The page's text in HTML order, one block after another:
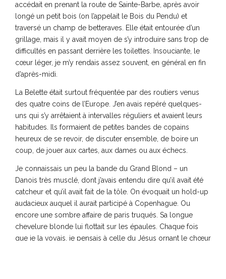
accédait en prenant la route de Sainte-Barbe, après avoir
longé un petit bois (on l’appelait le Bois du Pendu) et
traversé un champ de betteraves. Elle était entourée d’un
grillage, mais il y avait moyen de s’y introduire sans trop de
difficultés en passant derrière les toilettes. Insouciante, le
cœur léger, je m’y rendais assez souvent, en général en fin
d’après-midi.
La Belette était surtout fréquentée par des routiers venus
des quatre coins de l’Europe. J’en avais repéré quelques-
uns qui s’y arrêtaient à intervalles réguliers et avaient leurs
habitudes. Ils formaient de petites bandes de copains
heureux de se revoir, de discuter ensemble, de boire un
coup, de jouer aux cartes, aux dames ou aux échecs.
Je connaissais un peu la bande du Grand Blond – un
Danois très musclé, dont j’avais entendu dire qu’il avait été
catcheur et qu’il avait fait de la tôle. On évoquait un hold-up
audacieux auquel il aurait participé à Copenhague. Ou
encore une sombre affaire de paris truqués. Sa longue
chevelure blonde lui flottait sur les épaules. Chaque fois
que je la voyais, je pensais à celle du Jésus ornant le chœur